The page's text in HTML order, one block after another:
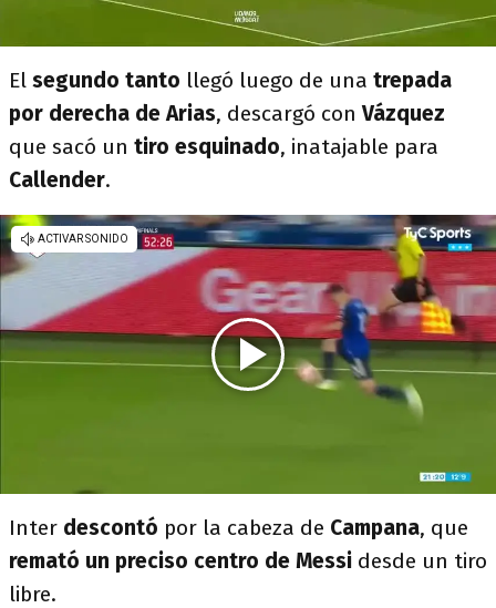
El segundo tanto llegó luego de una trepada
por derecha de Arias, descargó conVázquez
que sacó un tiro esquinado, inatajable para
Callender.
Inter descontó por la cabeza de Campana, que
remató un preciso centro de Messi desde un tiro
libre.